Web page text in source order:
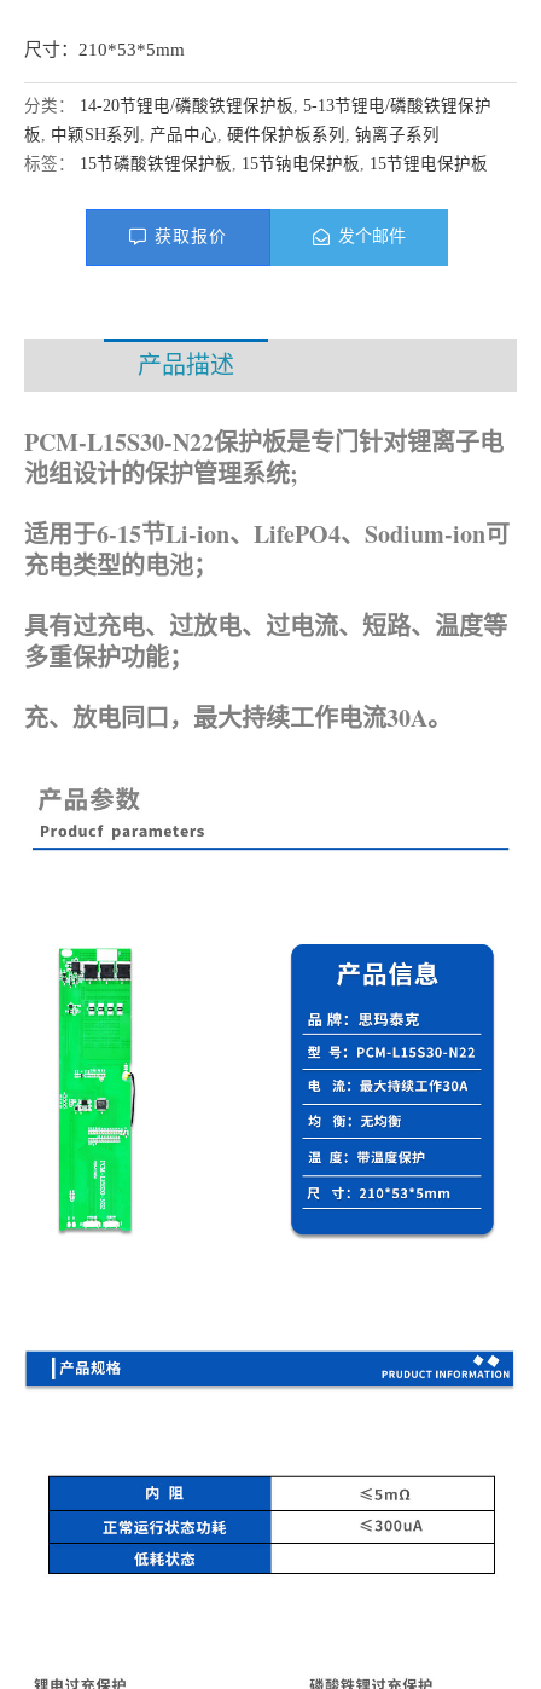
尺寸：210*53*5mm
分类： 14-20节锂电/磷酸铁锂保护板 5-13节锂电/磷酸铁锂保护
板
中颖SH系列 产品中心 硬件保护板系列
钠离子系列
标签： 15节磷酸铁锂保护板 15节钠电保护板 15节锂电保护板
获取报价 发个邮件
产品描述
PCM-L15S30-N22保护板是专门针对锂离子电
池组设计的保护管理系统;
适用于6-15节Li-ion、 LifePO4、Sodium-ion可
充电类型的电池；
具有过充电、过放电、过电流、短路、温度等
多重保护功能；
充、放电同口，最大持续工作电流30A。